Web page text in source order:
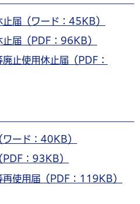
届（ワード：45KB）
届（PDF：96KB）
廃止使用休止届（PDF：
ード：40KB）
PDF：93KB）
再使用届（PDF：119KB）